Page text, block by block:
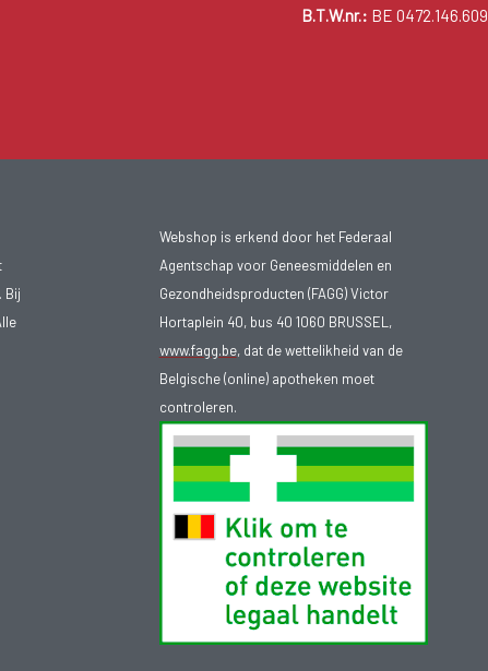
B.T.W.nr.: BE 0472.146.609
Bij
Webshop is erkend door het Federaal
Agentschap voor Geneesmiddelen en
Gezondheidsproducten (FAGG) Victor
Hortaplein 40, bus 40 1060 BRUSSEL,
www.fagg.be, dat de wettelikheid van de
Belgische (online) apotheken moet
controleren.